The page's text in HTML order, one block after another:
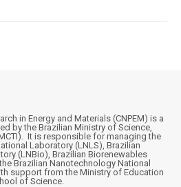
in Energy and Materials (CNPEM) is a
by the Brazilian Ministry of Science,
It is responsible for managing the
Laboratory (LNLS), Brazilian
(LNBio), Brazilian Biorenewables
Brazilian Nanotechnology National
support from the Ministry of Education
of Science.